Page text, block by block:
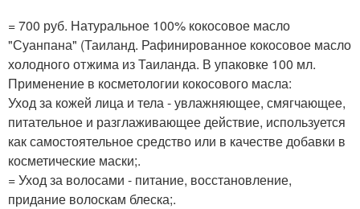
= 700 руб. Натуральное 100% кокосовое масло
"Суанпана" (Таиланд. Рафинированное кокосовое масло
холодного отжима из Таиланда. В упаковке 100 мл.
Применение в косметологии кокосового масла:
Уход за кожей лица и тела - увлажняющее, смягчающее,
питательное и разглаживающее действие, используется
как самостоятельное средство или в качестве добавки в
косметические маски;.
= Уход за волосами - питание, восстановление,
придание волоскам блеска;.